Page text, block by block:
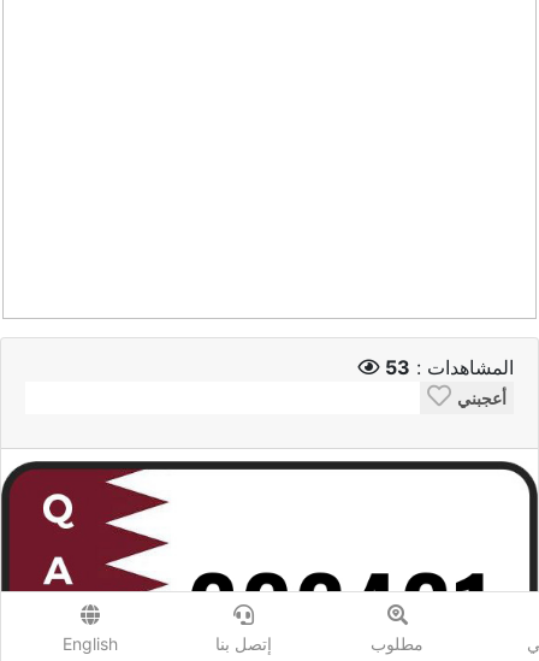
المشاهدات : 53
أعجبني
مطلوب إتصل بنا English